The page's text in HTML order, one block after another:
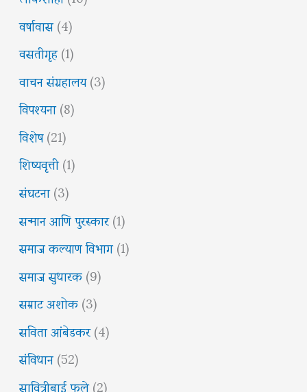
वर्षावास(4)
वसतीगृह(1)
वाचन संग्रहालय(3)
विपश्यना(8)
विशेष(21)
शिष्यवृत्ती(1)
संघटना(3)
सन्मान आणि पुरस्कार(1)
समाज कल्याण विभाग(1)
समाज सुधारक(9)
सम्राट अशोक(3)
सविता आंबेडकर(4)
संविधान(52)